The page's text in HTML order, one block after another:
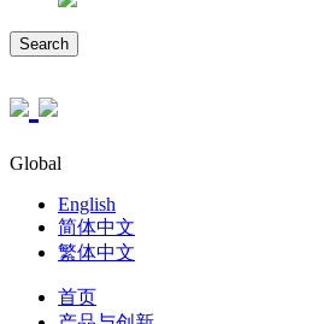
Search
Global
English
简体中文
繁体中文
首页